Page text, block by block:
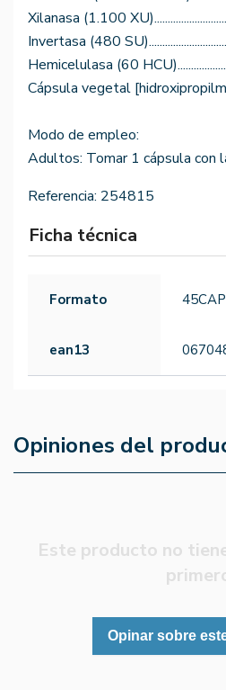
Xilanasa (1.100
Invertasa (480
Hemicelulasa (60
Cápsula vegetal
Modo de empleo:
Adultos: Tomar 1 cápsula con
Referencia: 254815
Ficha técnica
Formato 45CAP
ean13
Opiniones del
Este producto no
Opinar sobre